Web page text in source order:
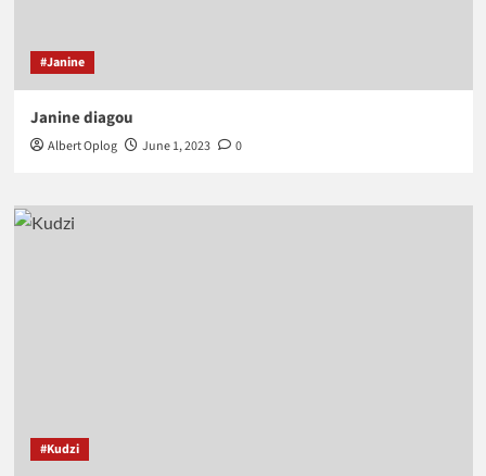
#Janine
Janine diagou
Albert Oplog June 1, 2023 0
#Kudzi